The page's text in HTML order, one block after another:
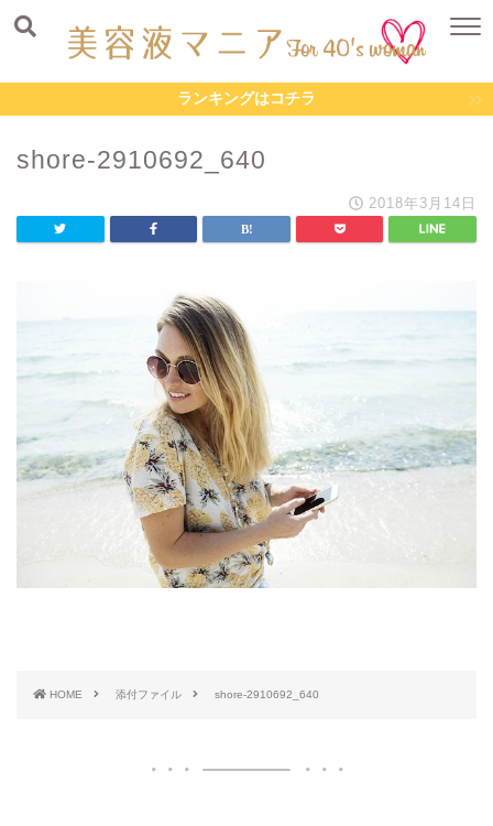
ランキングはコチラ
shore-2910692_640
2018年3月14日
HOME 添付ファイル shore-2910692_640